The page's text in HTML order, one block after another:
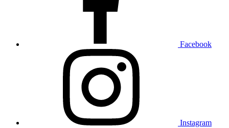
Facebook
Instagram